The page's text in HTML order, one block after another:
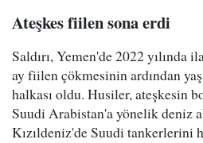
Ateşkes fiilen sona erdi
Saldırı, Yemen'de 2022 yılında
ay fiilen çökmesinin ardından
halkası oldu. Husiler, ateşkesin
Suudi Arabistan'a yönelik deniz
Kızıldeniz'de Suudi tankerlerini